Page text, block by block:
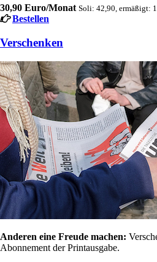
30,90 Euro/Monat Soli: 42,90, ermäßigt:
Bestellen
Verschenken
Anderen eine Freude machen:
Abonnement der Printausgabe.